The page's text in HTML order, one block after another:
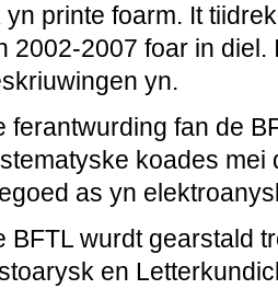
yn printe foarm. It
2002-2007 foar in
yn.
ferantwurding fan de
koades mei
as yn
BFTL wurdt gearstald
en